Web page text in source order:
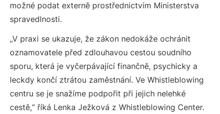
možné podat externě prostřednictvím Ministerstva
spravedlnosti.
„V praxi se ukazuje, že zákon nedokáže ochránit
oznamovatele před zdlouhavou cestou soudního
sporu, která je vyčerpávající finančně, psychicky a
leckdy končí ztrátou zaměstnání. Ve Whistleblowing
centru se je snažíme podpořit při jejich nelehké
cestě,“ říká Lenka Ježková z Whistleblowing Center.